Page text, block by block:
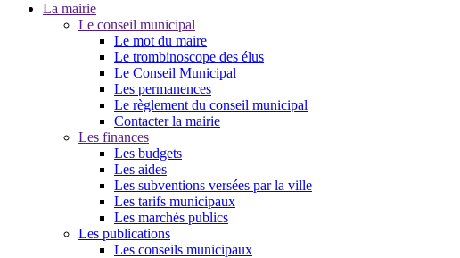
La mairie
Le conseil municipal
Le mot du maire
Le trombinoscope des élus
Le Conseil Municipal
Les permanences
Le règlement du conseil municipal
Contacter la mairie
Les finances
Les budgets
Les aides
Les subventions versées par la ville
Les tarifs municipaux
Les marchés publics
Les publications
Les conseils municipaux